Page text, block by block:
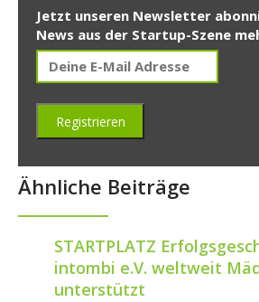
Jetzt unseren Newsletter
News aus der Startup-Szene
Ähnliche Beiträge
STARTPLATZ
intombi e.V. weltweit
unterstützt